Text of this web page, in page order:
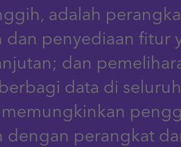
adalah
penyediaan
dan
data di
perangkat